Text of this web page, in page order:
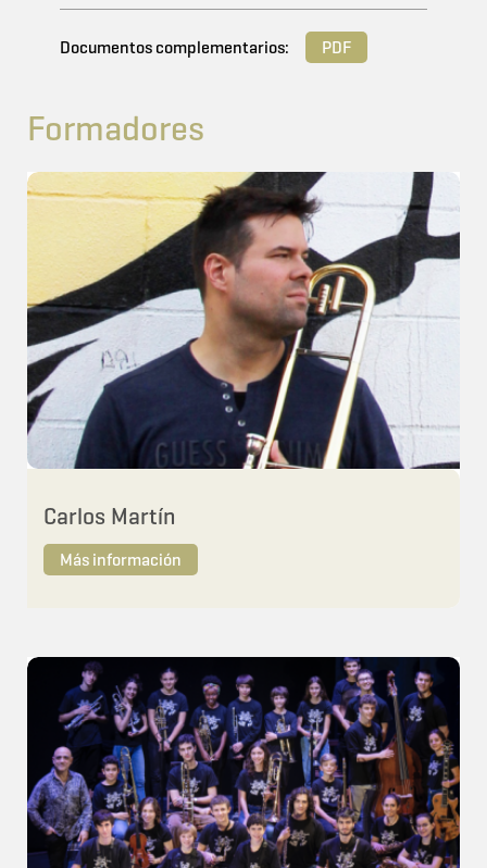
Documentos complementarios: PDF
Formadores
Carlos Martín
Más información